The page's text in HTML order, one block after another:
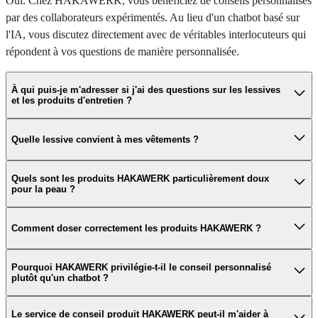
par des collaborateurs expérimentés. Au lieu d'un chatbot basé sur
l'IA, vous discutez directement avec de véritables interlocuteurs qui
répondent à vos questions de manière personnalisée.
À qui puis-je m'adresser si j'ai des questions sur les lessives
et les produits d'entretien ?
Notre personnel qualifié vous conseille personnellement sur tous les
adaptées à vos besoins, qu'il s'agisse de l'entretien de la maison, de
l'entretien du linge ou des soins corporels.
Quelle lessive convient à mes vêtements ?
Le choix de la bonne lessive dépend de la matière, de la couleur et
du degré de salissure de vos textiles. Nos conseils sur les produits
correctement.
Quels sont les produits HAKAWERK particulièrement doux
pour la peau ?
Un bon nombre de nos produits sont spécialement conçus pour être
recherchez des produits particulièrement doux, nous serons ravis de
vous conseiller personnellement sur les alternatives qui vous
conviennent.
Comment doser correctement les produits HAKAWERK ?
Un dosage adapté garantit des résultats de nettoyage optimaux tout
en préservant l'environnement. Nos collaborateurs se feront un
Pourquoi HAKAWERK privilégie-t-il le conseil personnalisé
plutôt qu'un chatbot ?
Nous sommes convaincus que ce sont les personnes qui sont les
Le service de conseil produit HAKAWERK peut-il m'aider à